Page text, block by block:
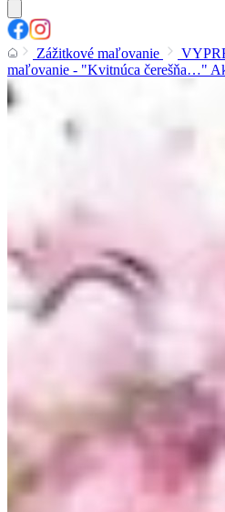
Zážitkové maľovanie
maľovanie - "Kvitnúca čerešňa…"